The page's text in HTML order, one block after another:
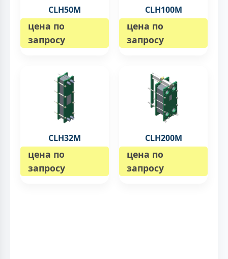
CLH50M
цена по
запросу
CLH100M
цена по
запросу
CLH32M
цена по
запросу
CLH200M
цена по
запросу